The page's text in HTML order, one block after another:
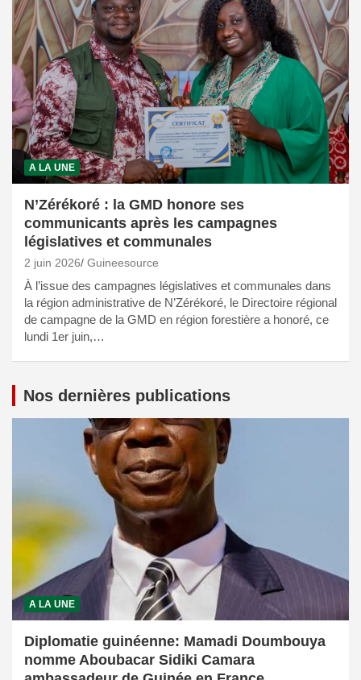
A LA UNE
N’Zérékoré : la GMD honore ses
communicants après les campagnes
législatives et communales
2 juin 2026 Guineesource
À l’issue des campagnes législatives et communales dans
la région administrative de N’Zérékoré, le Directoire régional
de campagne de la GMD en région forestière a honoré, ce
lundi 1er juin,…
Nos dernières publications
A LA UNE
Diplomatie guinéenne: Mamadi Doumbouya
nomme Aboubacar Sidiki Camara